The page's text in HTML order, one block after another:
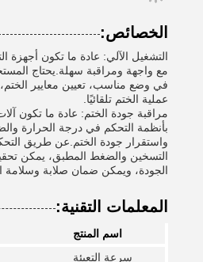
الخصائص:
التشغيل الآلي: عادة ما تكون أجهزة
مع واجهة ومراقبة سهلة.يحتاج
في وضع مناسب، تعيين معايير
عملية الختم تلقائيًا.
مراقبة جودة الختم: عادة ما تكون
بأنظمة التحكم في درجة الحرارة
واستقرار جودة الختم.عن طريق
التسخين والضغط المطبق، يمكن
الجودة، ويمكن ضمان صلابة وسلامة
المعلمات التقنية:
اسم المنتج
سرعة التعبئة